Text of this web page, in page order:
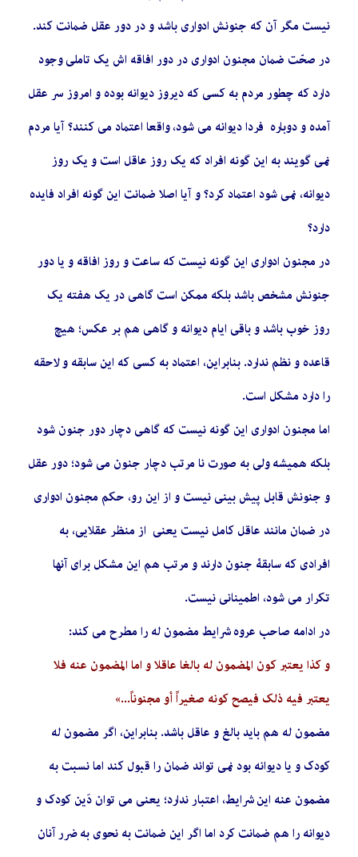
نیست مگر آن که جنونش ادواری باشد و در دور عقل ضمانت کند.
در صحّت ضمان مجنون ادواری در دور افاقه اش یک تاملی وجود
دارد که چطور مردم به کسی که دیروز دیوانه بوده و امروز سر عقل
آمده و دوباره فردا دیوانه می شود، واقعا اعتماد می کنند؟ آیا مردم
نمی گویند به این گونه افراد که یک روز عاقل است و یک روز
دیوانه، نمی شود اعتماد کرد؟ و آیا اصلا ضمانت این گونه افراد فایده
دارد؟
در مجنون ادواری این گونه نیست که ساعت و روز افاقه و یا دور
جنونش مشخص باشد بلکه ممکن است گاهی در یک هفته یک
روز خوب باشد و باقی ایام دیوانه و گاهی هم بر عکس؛ هیچ
قاعده و نظم ندارد. بنابراین، اعتماد به کسی که این سابقه و لاحقه
را دارد مشکل است.
اما مجنون ادواری این گونه نیست که گاهی دچار دور جنون شود
بلکه همیشه ولی به صورت نا مرتب دچار جنون می شود؛ دور عقل
و جنونش قابل پیش بینی نیست و از این رو، حکم مجنون ادواری
در ضمان مانند عاقل کامل نیست یعنی از منظر عقلایی، به
افرادی که سابقۀ جنون دارند و مرتب هم این مشکل برای آنها
تکرار می شود، اطمینانی نیست.
در ادامه صاحب عروه شرایط مضمون له را مطرح می کند:
و کذا یعتبر کون المضمون له بالغا عاقلا و اما المضمون عنه فلا
یعتبر فیه ذلک فیصح کونه صغیراً أو مجنوناً...»
مضمون له هم باید بالغ و عاقل باشد. بنابراین، اگر مضمون له
کودک و یا دیوانه بود نمی تواند ضمان را قبول کند اما نسبت به
مضمون عنه این شرایط، اعتبار ندارد؛ یعنی می توان دَین کودک و
دیوانه را هم ضمانت کرد اما اگر این ضمانت به نحوی به ضرر آنان